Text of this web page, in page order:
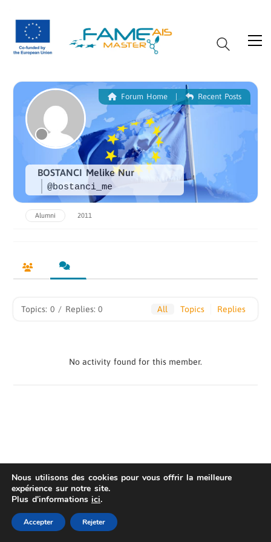
BOSTANCI Melike Nur
@bostanci_me
Forum Home| Recent Posts
Alumni 2011
Topics: 0 / Replies: 0 All Topics Replies
No activity found for this member.
&nbsp;
Privacy Statement| © Copyright 2022 Fame
Nous utilisons des cookies pour vous offrir la meilleure
expérience sur notre site.
Plus d'informations ici.
Accepter Rejeter